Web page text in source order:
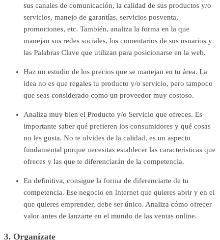
sus canales de comunicación, la calidad de sus productos y/o
servicios, manejo de garantías, servicios posventa,
promociones, etc. También, analiza la forma en la que
manejan sus redes sociales, los comentarios de sus usuarios y
las Palabras Clave que utilizan para posicionarse en la web.
Haz un estudio de los precios que se manejan en tu área. La
idea no es que regales tu producto y/o servicio, pero tampoco
que seas considerado como un proveedor muy costoso.
Analiza muy bien el Producto y/o Servicio que ofreces. Es
importante saber qué prefieren los consumidores y qué cosas
no les gusta. No te olvides de la calidad, es un aspecto
fundamental porque necesitas establecer las características que
ofreces y las que te diferenciarán de la competencia.
En definitiva, consigue la forma de diferenciarte de tu
competencia. Ese negocio en Internet que quieres abrir y en el
que quieres emprender, debe ser único. Analiza cómo ofrecer
valor antes de lanzarte en el mundo de las ventas online.
3. Organízate